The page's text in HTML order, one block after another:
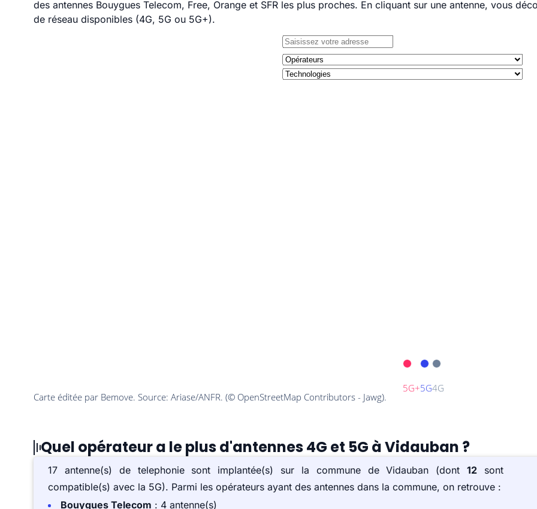
des antennes Bouygues Telecom, Free, Orange et SFR les plus proches. En cliquant sur une antenne, vous
de réseau disponibles (4G, 5G ou 5G+).
Quel opérateur a le plus d'antennes 4G et 5G à Vidauban ?
17 antenne(s) de telephonie sont implantée(s) sur la commune de Vidauban (dont12 sont
compatible(s) avec la 5G). Parmi les opérateurs ayant des antennes dans la commune, on retrouve :
Bouygues Telecom : 4 antenne(s)